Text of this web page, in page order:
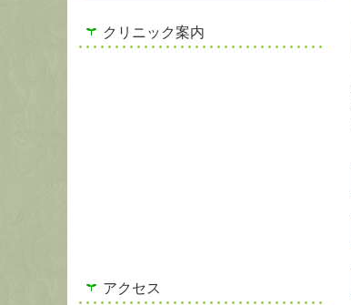
クリニック案内
アクセス